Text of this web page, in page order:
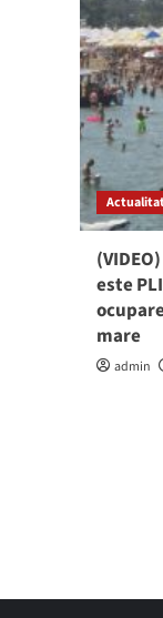
este
mare
admin